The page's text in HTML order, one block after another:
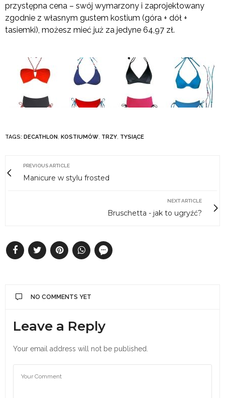
przystępna cena – swój wymarzony i zaprojektowany
zgodnie z własnym gustem kostium (góra + dół +
tasiemki), możesz mieć już za jedyne 64,97 zł.
TAGS: DECATHLON, KOSTIUMÓW, TRZY, TYSIĄCE
PREVIOUS ARTICLE
Manicure w stylu frosted
NEXT ARTICLE
Bruschetta - jak to ugryźć?
NO COMMENTS YET
Leave a Reply
Your email address will not be published.